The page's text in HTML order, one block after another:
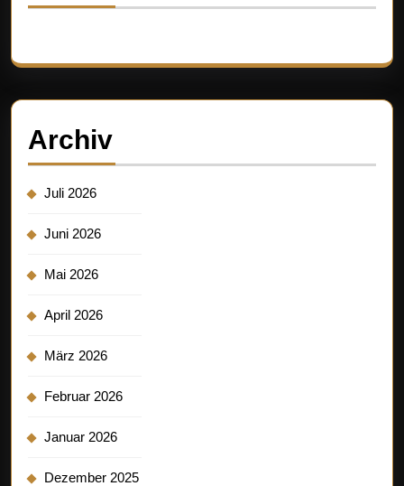
Archiv
Juli 2026
Juni 2026
Mai 2026
April 2026
März 2026
Februar 2026
Januar 2026
Dezember 2025